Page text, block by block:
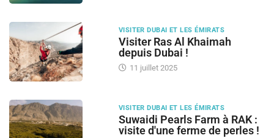
VISITER DUBAI ET LES ÉMIRATS
Visiter Ras Al Khaimah
depuis Dubai !
11 juillet 2025
VISITER DUBAI ET LES ÉMIRATS
Suwaidi Pearls Farm à RAK :
visite d'une ferme de perles !